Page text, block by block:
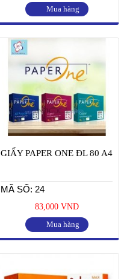
Mua hàng
GIẤY PAPER ONE ĐL 80 A4
MÃ SỐ: 24
83,000 VND
Mua hàng